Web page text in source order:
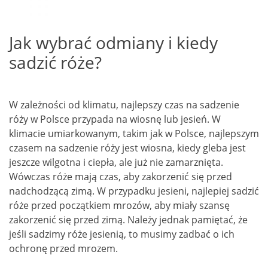
Jak wybrać odmiany i kiedy
sadzić róże?
W zależności od klimatu, najlepszy czas na sadzenie
róży w Polsce przypada na wiosnę lub jesień. W
klimacie umiarkowanym, takim jak w Polsce, najlepszym
czasem na sadzenie róży jest wiosna, kiedy gleba jest
jeszcze wilgotna i ciepła, ale już nie zamarznięta.
Wówczas róże mają czas, aby zakorzenić się przed
nadchodzącą zimą. W przypadku jesieni, najlepiej sadzić
róże przed początkiem mrozów, aby miały szansę
zakorzenić się przed zimą. Należy jednak pamiętać, że
jeśli sadzimy róże jesienią, to musimy zadbać o ich
ochronę przed mrozem.